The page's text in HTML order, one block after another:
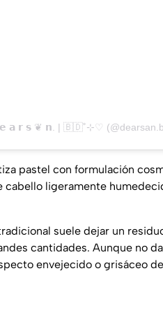
𝗲 𝗮 𝗿 𝘀 ❦ 𝗻. | 🇧🇩˚⊹♡
pastel con formulación
ligeramente
suele dejar un
cantidades. Aunque no
envejecido o grisáceo